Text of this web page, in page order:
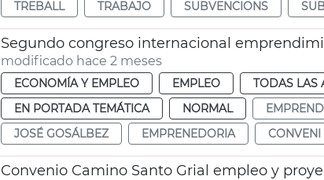
TREBALL
TRABAJO SUBVENCIONS
Segundo congreso internacional
modificado hace 2 meses
ECONOMÍA Y EMPLEO EMPLEO TODAS LAS
EN PORTADA TEMÁTICA
NORMAL
JOSÉ GOSÁLBEZ
EMPRENEDORIA CONVENI
Convenio Camino Santo Grial empleo y